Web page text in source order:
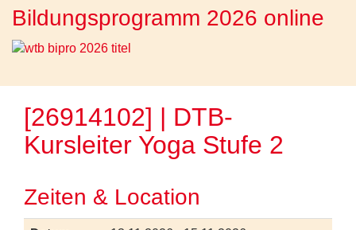
Bildungsprogramm 2026 online
[26914102] | DTB-
Kursleiter Yoga Stufe 2
Zeiten & Location